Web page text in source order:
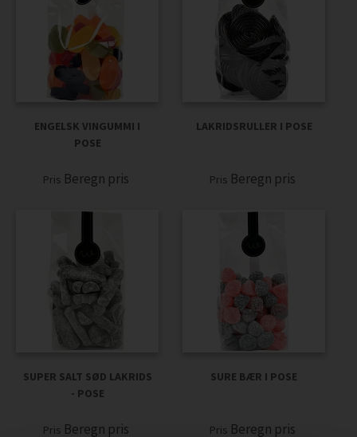
ENGELSK VINGUMMI I
POSE
Pris Beregn pris
LAKRIDSRULLER I POSE
Pris Beregn pris
SUPER SALT SØD LAKRIDS
- POSE
Pris Beregn pris
SURE BÆR I POSE
Pris Beregn pris